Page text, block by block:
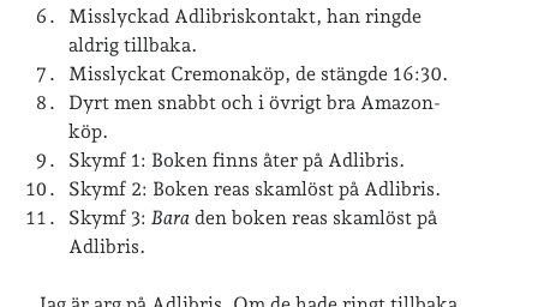
Misslyckad Adlibriskontakt, han ringde
aldrig tillbaka.
Misslyckat Cremonaköp, de stängde 16:30.
Dyrt men snabbt och i övrigt bra Amazon-
köp.
Skymf 1: Boken finns åter på Adlibris.
Skymf 2: Boken reas skamlöst på Adlibris.
Skymf 3:Bara den boken reas skamlöst på
Adlibris.